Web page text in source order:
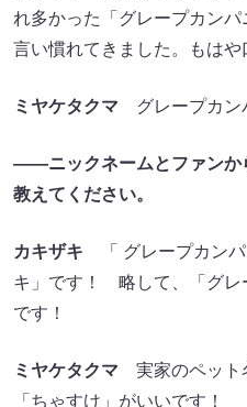
れ多かった「グレープカン
言い慣れてきました。もはや
ミヤケタクマ グレープカン
――ニックネームとファンか
教えてください。
カキザキ 「 グレープカン
キ」です！ 略して、「グレ
です！
ミヤケタクマ 実家のペット
「ちゃすけ」がいいです！